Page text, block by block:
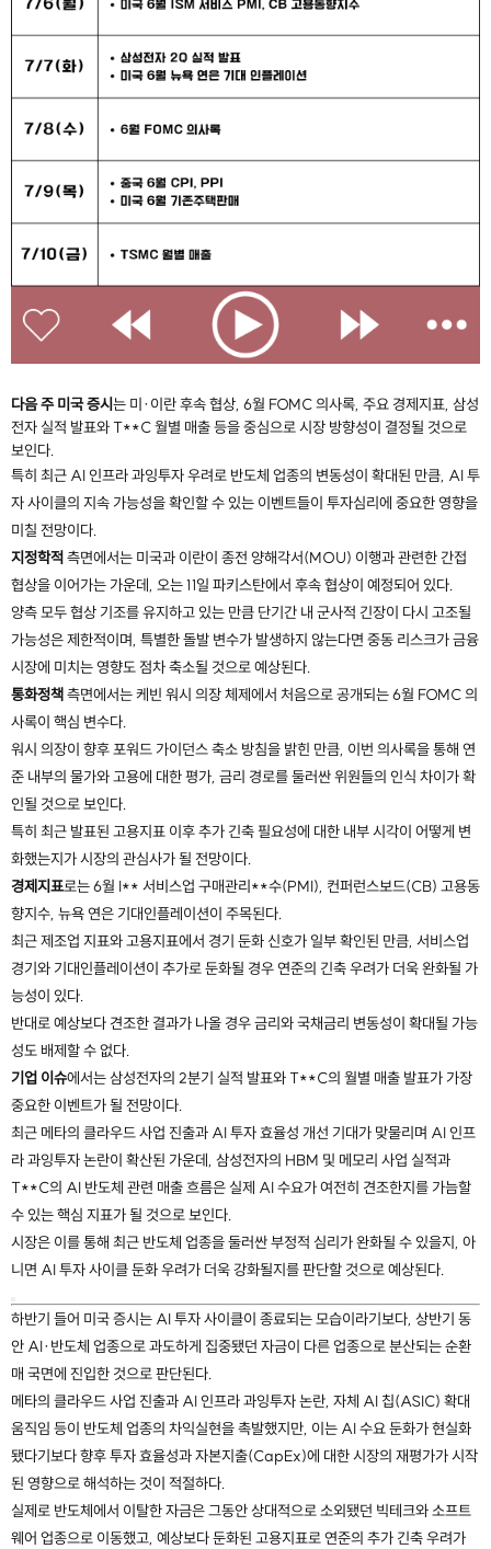
다음 주 미국 증시는 미·이란 후속 협상, 6월 FOMC 의사록, 주요 경제지표, 삼성
전자 실적 발표와 T**C 월별 매출 등을 중심으로 시장 방향성이 결정될 것으로
보인다.
특히 최근 AI 인프라 과잉투자 우려로 반도체 업종의 변동성이 확대된 만큼, AI 투
자 사이클의 지속 가능성을 확인할 수 있는 이벤트들이 투자심리에 중요한 영향을
미칠 전망이다.
지정학적 측면에서는 미국과 이란이 종전 양해각서(MOU) 이행과 관련한 간접
협상을 이어가는 가운데, 오는 11일 파키스탄에서 후속 협상이 예정되어 있다.
양측 모두 협상 기조를 유지하고 있는 만큼 단기간 내 군사적 긴장이 다시 고조될
가능성은 제한적이며, 특별한 돌발 변수가 발생하지 않는다면 중동 리스크가 금융
시장에 미치는 영향도 점차 축소될 것으로 예상된다.
통화정책 측면에서는 케빈 워시 의장 체제에서 처음으로 공개되는 6월 FOMC 의
사록이 핵심 변수다.
워시 의장이 향후 포워드 가이던스 축소 방침을 밝힌 만큼, 이번 의사록을 통해 연
준 내부의 물가와 고용에 대한 평가, 금리 경로를 둘러싼 위원들의 인식 차이가 확
인될 것으로 보인다.
특히 최근 발표된 고용지표 이후 추가 긴축 필요성에 대한 내부 시각이 어떻게 변
화했는지가 시장의 관심사가 될 전망이다.
경제지표로는 6월 I** 서비스업 구매관리**수(PMI), 컨퍼런스보드(CB) 고용동
향지수, 뉴욕 연은 기대인플레이션이 주목된다.
최근 제조업 지표와 고용지표에서 경기 둔화 신호가 일부 확인된 만큼, 서비스업
경기와 기대인플레이션이 추가로 둔화될 경우 연준의 긴축 우려가 더욱 완화될 가
능성이 있다.
반대로 예상보다 견조한 결과가 나올 경우 금리와 국채금리 변동성이 확대될 가능
성도 배제할 수 없다.
기업 이슈에서는 삼성전자의 2분기 실적 발표와 T**C의 월별 매출 발표가 가장
중요한 이벤트가 될 전망이다.
최근 메타의 클라우드 사업 진출과 AI 투자 효율성 개선 기대가 맞물리며 AI 인프
라 과잉투자 논란이 확산된 가운데, 삼성전자의 HBM 및 메모리 사업 실적과
T**C의 AI 반도체 관련 매출 흐름은 실제 AI 수요가 여전히 견조한지를 가늠할
수 있는 핵심 지표가 될 것으로 보인다.
시장은 이를 통해 최근 반도체 업종을 둘러싼 부정적 심리가 완화될 수 있을지, 아
니면 AI 투자 사이클 둔화 우려가 더욱 강화될지를 판단할 것으로 예상된다.
하반기 들어 미국 증시는 AI 투자 사이클이 종료되는 모습이라기보다, 상반기 동
안 AI·반도체 업종으로 과도하게 집중됐던 자금이 다른 업종으로 분산되는 순환
매 국면에 진입한 것으로 판단된다.
메타의 클라우드 사업 진출과 AI 인프라 과잉투자 논란, 자체 AI 칩(ASIC) 확대
움직임 등이 반도체 업종의 차익실현을 촉발했지만, 이는 AI 수요 둔화가 현실화
됐다기보다 향후 투자 효율성과 자본지출(CapEx)에 대한 시장의 재평가가 시작
된 영향으로 해석하는 것이 적절하다.
실제로 반도체에서 이탈한 자금은 그동안 상대적으로 소외됐던 빅테크와 소프트
웨어 업종으로 이동했고, 예상보다 둔화된 고용지표로 연준의 추가 긴축 우려가